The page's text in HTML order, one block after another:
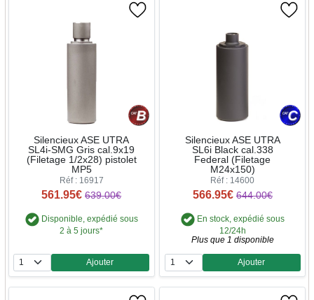
Silencieux ASE UTRA
SL4i-SMG Gris cal.9x19
(Filetage 1/2x28) pistolet
MP5
Réf : 16917
561.95€ 639.00€
Disponible, expédié sous
2 à 5 jours*
Quantité
Ajouter
Silencieux ASE UTRA
SL6i Black cal.338
Federal (Filetage
M24x150)
Réf : 14600
566.95€ 644.00€
En stock, expédié sous
12/24h
Plus que 1 disponible
Quantité
Ajouter